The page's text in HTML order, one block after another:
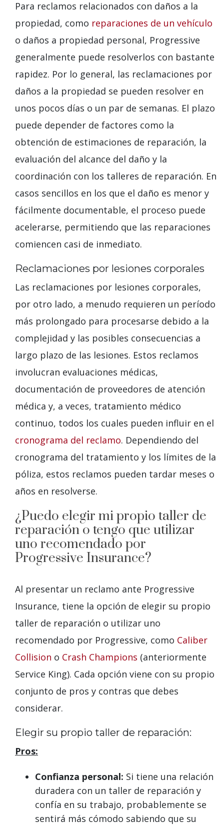
Para reclamos relacionados con daños a la
propiedad, como reparaciones de un vehículo
o daños a propiedad personal, Progressive
generalmente puede resolverlos con bastante
rapidez. Por lo general, las reclamaciones por
daños a la propiedad se pueden resolver en
unos pocos días o un par de semanas. El plazo
puede depender de factores como la
obtención de estimaciones de reparación, la
evaluación del alcance del daño y la
coordinación con los talleres de reparación. En
casos sencillos en los que el daño es menor y
fácilmente documentable, el proceso puede
acelerarse, permitiendo que las reparaciones
comiencen casi de inmediato.
Reclamaciones por lesiones corporales
Las reclamaciones por lesiones corporales,
por otro lado, a menudo requieren un período
más prolongado para procesarse debido a la
complejidad y las posibles consecuencias a
largo plazo de las lesiones. Estos reclamos
involucran evaluaciones médicas,
documentación de proveedores de atención
médica y, a veces, tratamiento médico
continuo, todos los cuales pueden influir en el
cronograma del reclamo. Dependiendo del
cronograma del tratamiento y los límites de la
póliza, estos reclamos pueden tardar meses o
años en resolverse.
¿Puedo elegir mi propio taller de
reparación o tengo que utilizar
uno recomendado por
Progressive Insurance?
Al presentar un reclamo ante Progressive
Insurance, tiene la opción de elegir su propio
taller de reparación o utilizar uno
recomendado por Progressive, como Caliber
Collision o Crash Champions (anteriormente
Service King). Cada opción viene con su propio
conjunto de pros y contras que debes
considerar.
Elegir su propio taller de reparación:
Pros:
Confianza personal: Si tiene una relación
duradera con un taller de reparación y
confía en su trabajo, probablemente se
sentirá más cómodo sabiendo que su